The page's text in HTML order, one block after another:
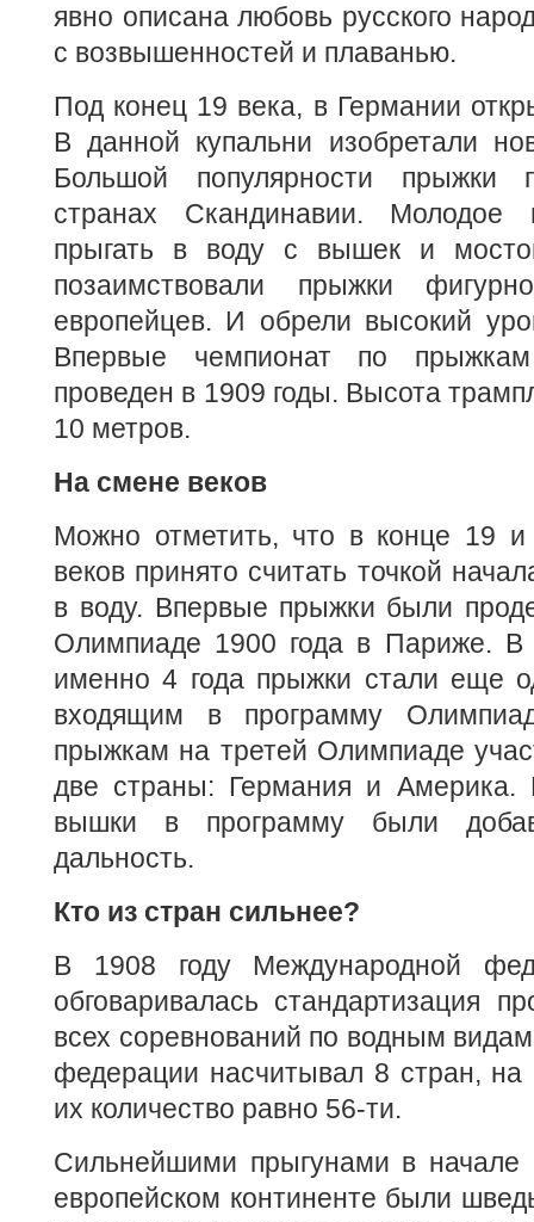
явно описана любовь русского
с возвышенностей и плаванью.
Под конец 19 века, в Германии
В данной купальни изобретали
Большой популярности прыжки
странах Скандинавии. Молодое
прыгать в воду с вышек и
позаимствовали прыжки
европейцев. И обрели высокий
Впервые чемпионат по
проведен в 1909 годы. Высота
10 метров.
На смене веков
Можно отметить, что в конце 19
веков принято считать точкой
в воду. Впервые прыжки были
Олимпиаде 1900 года в Париже. В
именно 4 года прыжки стали еще
входящим в программу
прыжкам на третей Олимпиаде
две страны: Германия и
вышки в программу были
дальность.
Кто из стран сильнее?
В 1908 году Международной
обговаривалась стандартизация
всех соревнований по водным
федерации насчитывал 8 стран, на
их количество равно 56-ти.
Сильнейшими прыгунами в начале
европейском континенте были